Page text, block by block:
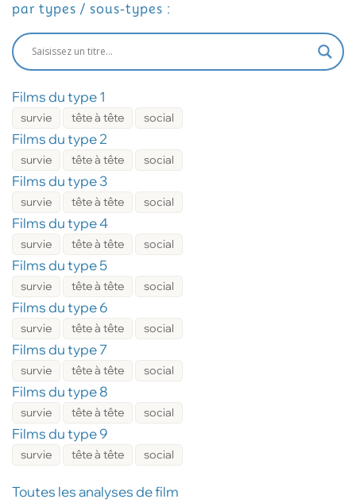
par types / sous-types :
Films du type 1
survie tête à tête social
Films du type 2
survie tête à tête social
Films du type 3
survie tête à tête social
Films du type 4
survie tête à tête social
Films du type 5
survie tête à tête social
Films du type 6
survie tête à tête social
Films du type 7
survie tête à tête social
Films du type 8
survie tête à tête social
Films du type 9
survie tête à tête social
Toutes les analyses de film